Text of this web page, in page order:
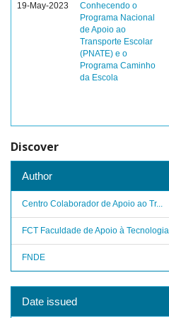
19-May-2023
Conhecendo o
Programa Nacional
de Apoio ao
Transporte Escolar
(PNATE) e o
Programa Caminho
da Escola
Discover
Author
Centro Colaborador de Apoio ao Tr...
FCT Faculdade de Apoio à Tecnologia
FNDE
Date issued